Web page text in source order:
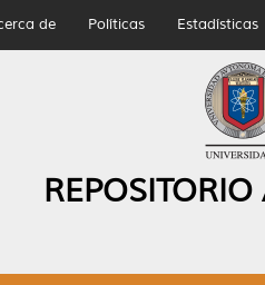
de Políticas Estadísticas